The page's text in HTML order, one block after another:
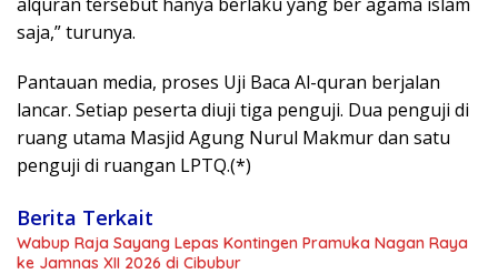
saja,” turunya.
Pantauan media, proses Uji Baca Al-quran berjalan
lancar. Setiap peserta diuji tiga penguji. Dua penguji di
ruang utama Masjid Agung Nurul Makmur dan satu
penguji di ruangan LPTQ.(*)
Berita Terkait
Wabup Raja Sayang Lepas Kontingen Pramuka Nagan Raya
ke Jamnas XII 2026 di Cibubur